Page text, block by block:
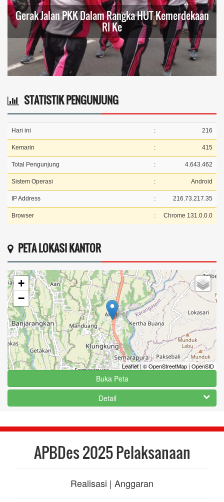
Seni dan Budaya
STATISTIK PENGUNJUNG
Hari ini : 216
Kemarin : 415
Total Pengunjung : 4.643.462
Sistem Operasi : Android
IP Address : 216.73.217.35
Browser : Chrome 131.0.0.0
PETA LOKASI KANTOR
+
−
Leaflet|© OpenStreetMap|OpenSID
Buka Peta
Detail
APBDes 2025 Pelaksanaan
Realisasi | Anggaran